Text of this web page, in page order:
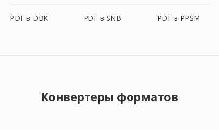
PDF в DBK PDF в SNB PDF в PPSM
Конвертеры форматов